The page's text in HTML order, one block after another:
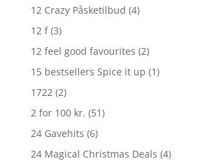
12 Crazy Påsketilbud (4)
12 f (3)
12 feel good favourites (2)
15 bestsellers Spice it up (1)
1722 (2)
2 for 100 kr. (51)
24 Gavehits (6)
24 Magical Christmas Deals (4)